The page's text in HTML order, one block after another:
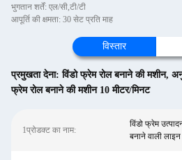
भुगतान शर्तें: एल/सी,टी/टी
आपूर्ति की क्षमता: 30 सेट प्रति माह
विस्तार
प्रमुखता देना:विंडो फ्रेम रोल बनाने की मशीन,
फ्रेम रोल बनाने की मशीन 10 मीटर/मिनट
1प्रोडक्ट का नाम:
विंडो फ्रेम
बनाने वाली लाइन